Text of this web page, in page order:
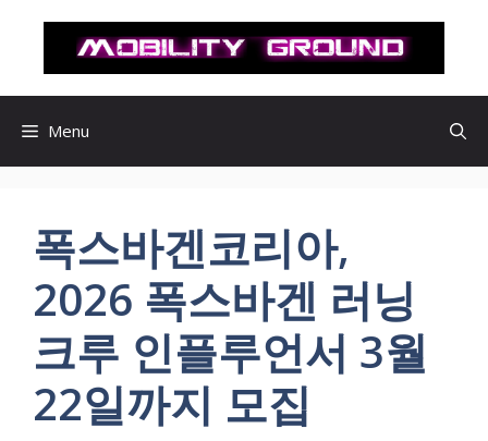
로
Menu
폭스바겐코리아,
2026 폭스바겐 러닝
크루 인플루언서 3월
22일까지 모집